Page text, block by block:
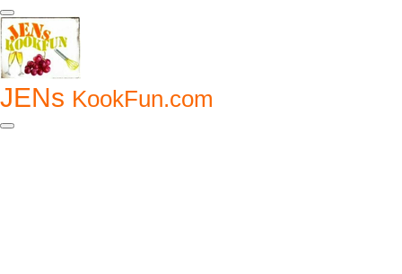
Ga
direct
naar
de
hoofdinhoud
JENs KookFun.com